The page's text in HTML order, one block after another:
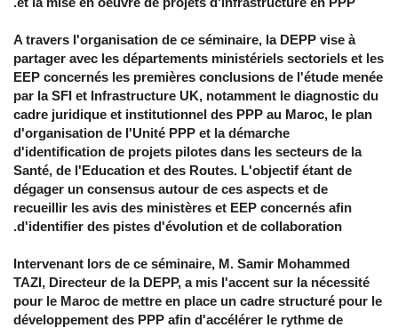
A travers l'organisation de ce séminaire, la DEPP vise à
partager avec les départements ministériels sectoriels et les
EEP concernés les premières conclusions de l'étude menée
par la SFI et Infrastructure UK, notamment le diagnostic du
cadre juridique et institutionnel des PPP au Maroc, le plan
d'organisation de l'Unité PPP et la démarche
d'identification de projets pilotes dans les secteurs de la
Santé, de l'Education et des Routes. L'objectif étant de
dégager un consensus autour de ces aspects et de
recueillir les avis des ministères et EEP concernés afin
d'identifier des pistes d'évolution et de collaboration.
Intervenant lors de ce séminaire, M. Samir Mohammed
TAZI, Directeur de la DEPP, a mis l'accent sur la nécessité
pour le Maroc de mettre en place un cadre structuré pour le
développement des PPP afin d'accélérer le rythme de